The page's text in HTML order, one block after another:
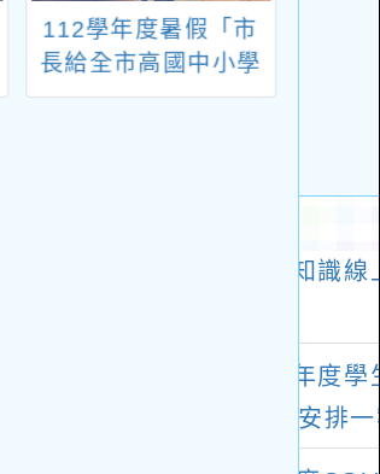
112學年度暑假「市
長給全市高國中小學
生家長的一封信」